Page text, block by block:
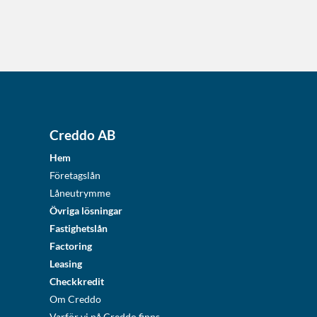
Creddo AB
Hem
Företagslån
Låneutrymme
Övriga lösningar
Fastighetslån
Factoring
Leasing
Checkkredit
Om Creddo